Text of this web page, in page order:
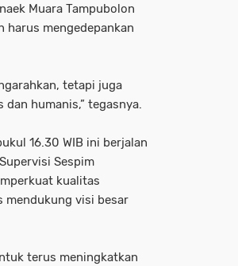
Muara Tampubolon
harus mengedepankan
tetapi juga
humanis,” tegasnya.
16.30 WIB ini berjalan
Sespim
kualitas
mendukung visi besar
terus meningkatkan